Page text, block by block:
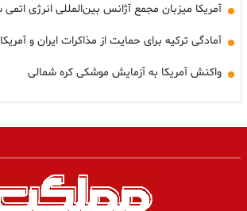
آمریکا میزبان مجمع آژانس بین‌المللی انرژی
آمادگی ترکیه برای حمایت از مذاکرات ایران و آمریکا
واکنش آمریکا به آزمایش موشکی کره شمالی